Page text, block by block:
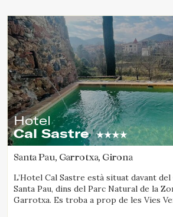
Ubicació/nom de l'hotel
Hotel
Cal Sastre
Santa Pau, Garrotxa, Girona
L’Hotel Cal Sastre està situat davant
Santa Pau, dins del Parc Natural de la
Garrotxa. Es troba a prop de les Vies